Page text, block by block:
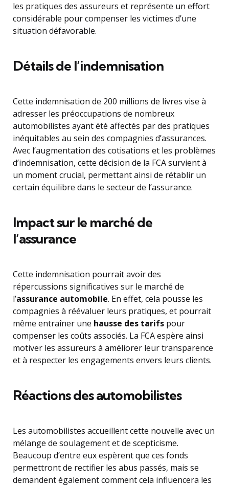
les pratiques des assureurs et représente un effort
considérable pour compenser les victimes d’une
situation défavorable.
Détails de l’indemnisation
Cette indemnisation de 200 millions de livres vise à
adresser les préoccupations de nombreux
automobilistes ayant été affectés par des pratiques
inéquitables au sein des compagnies d’assurances.
Avec l’augmentation des cotisations et les problèmes
d’indemnisation, cette décision de la FCA survient à
un moment crucial, permettant ainsi de rétablir un
certain équilibre dans le secteur de l’assurance.
Impact sur le marché de
l’assurance
Cette indemnisation pourrait avoir des
répercussions significatives sur le marché de
l’assurance automobile. En effet, cela pousse les
compagnies à réévaluer leurs pratiques, et pourrait
même entraîner une hausse des tarifs pour
compenser les coûts associés. La FCA espère ainsi
motiver les assureurs à améliorer leur transparence
et à respecter les engagements envers leurs clients.
Réactions des automobilistes
Les automobilistes accueillent cette nouvelle avec un
mélange de soulagement et de scepticisme.
Beaucoup d’entre eux espèrent que ces fonds
permettront de rectifier les abus passés, mais se
demandent également comment cela influencera les